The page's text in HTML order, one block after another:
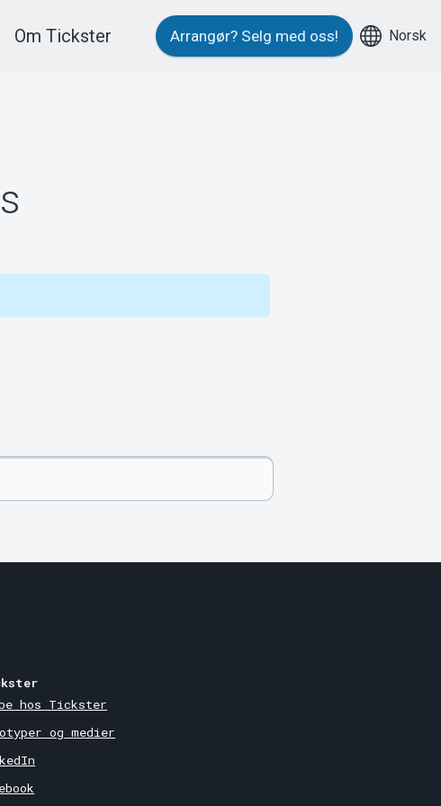
Om Tickster Arrangør? Selg med oss! Norsk
hos Tickster
og medier